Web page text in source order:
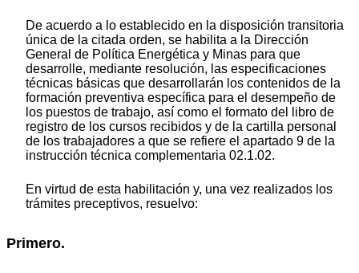
De acuerdo a lo establecido en la disposición transitoria
única de la citada orden, se habilita a la Dirección
General de Política Energética y Minas para que
desarrolle, mediante resolución, las especificaciones
técnicas básicas que desarrollarán los contenidos de la
formación preventiva específica para el desempeño de
los puestos de trabajo, así como el formato del libro de
registro de los cursos recibidos y de la cartilla personal
de los trabajadores a que se refiere el apartado 9 de la
instrucción técnica complementaria 02.1.02.
En virtud de esta habilitación y, una vez realizados los
trámites preceptivos, resuelvo:
Primero.